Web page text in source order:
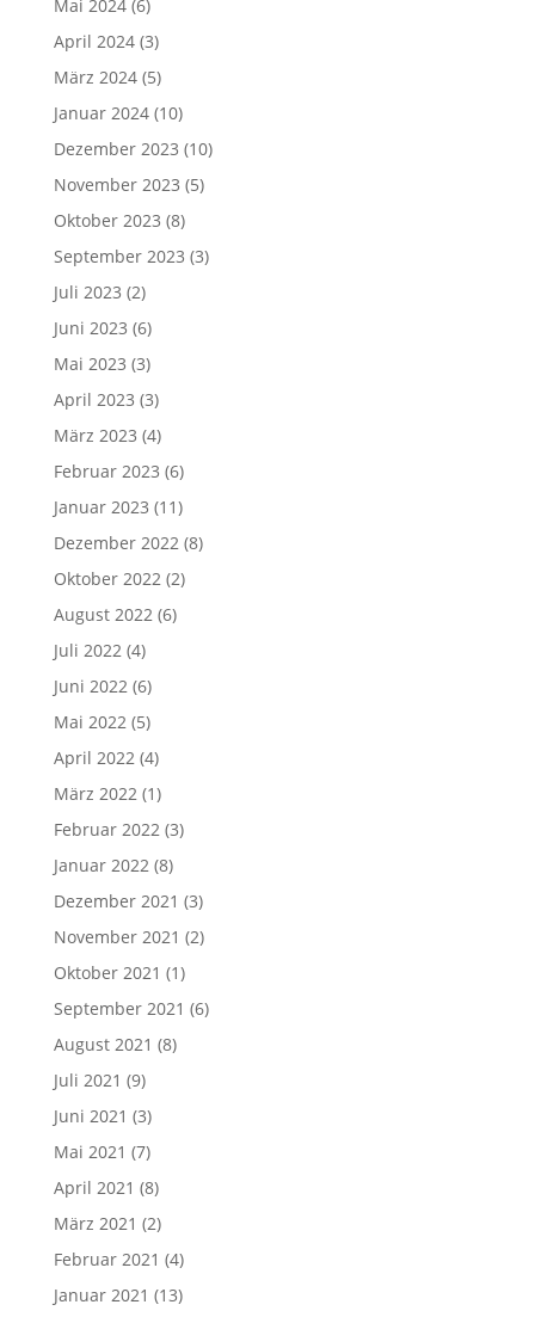
Mai 2024(6)
April 2024(3)
März 2024(5)
Januar 2024(10)
Dezember 2023 (10)
November 2023 (5)
Oktober 2023 (8)
September 2023 (3)
Juli 2023 (2)
Juni 2023 (6)
Mai 2023 (3)
April 2023 (3)
März 2023 (4)
Februar 2023 (6)
Januar 2023 (11)
Dezember 2022(8)
Oktober 2022(2)
August 2022(6)
Juli 2022(4)
Juni 2022(6)
Mai 2022(5)
April 2022(4)
März 2022(1)
Februar 2022(3)
Januar 2022(8)
Dezember 2021 (3)
November 2021 (2)
Oktober 2021 (1)
September 2021 (6)
August 2021 (8)
Juli 2021 (9)
Juni 2021 (3)
Mai 2021 (7)
April 2021 (8)
März 2021 (2)
Februar 2021 (4)
Januar 2021 (13)